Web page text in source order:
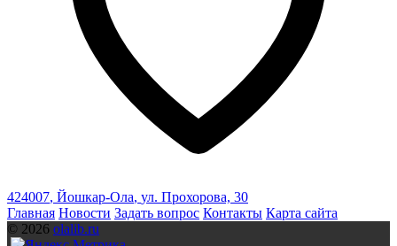
424007, Йошкар-Ола, ул. Прохорова, 30
Главная Новости Задать вопрос Контакты Карта сайта
© 2026 olalib.ru